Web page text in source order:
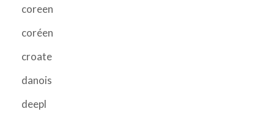
coreen
coréen
croate
danois
deepl